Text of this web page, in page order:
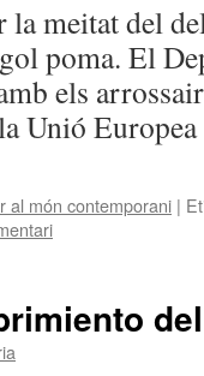
la meitat del
poma. El
els
Unió
al món contemporani |